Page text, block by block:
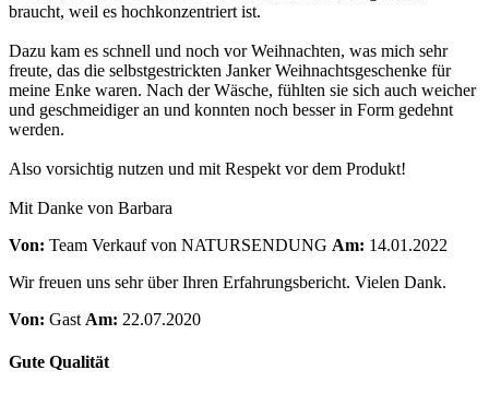
braucht, weil es hochkonzentriert ist.
Dazu kam es schnell und noch vor Weihnachten, was mich sehr
freute, das die selbstgestrickten Janker Weihnachtsgeschenke für
meine Enke waren. Nach der Wäsche, fühlten sie sich auch weicher
und geschmeidiger an und konnten noch besser in Form gedehnt
werden.
Also vorsichtig nutzen und mit Respekt vor dem Produkt!
Mit Danke von Barbara
Von: Team Verkauf von NATURSENDUNG Am: 14.01.2022
Wir freuen uns sehr über Ihren Erfahrungsbericht. Vielen Dank.
Von: Gast Am: 22.07.2020
Gute Qualität